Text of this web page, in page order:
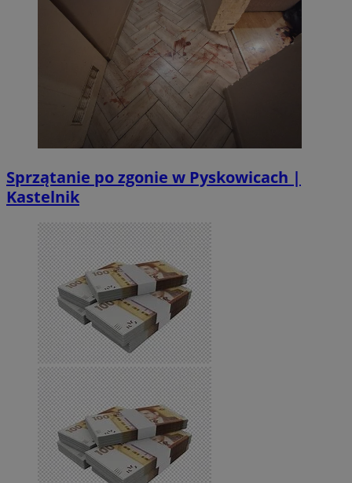
Sprzątanie po zgonie w Pyskowicach |
Kastelnik